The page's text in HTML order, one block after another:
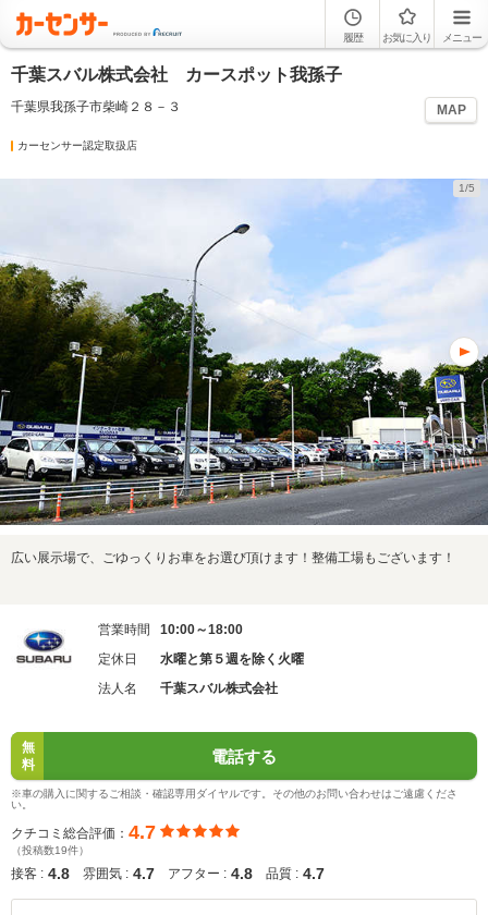
履歴 お気に入り メニュー
千葉スバル株式会社 カースポット我孫子
千葉県我孫子市柴崎２８－３ MAP
カーセンサー認定取扱店
1/5
広い展示場で、ごゆっくりお車をお選び頂けます！整備工場もございます！
営業時間
10:00～18:00
定休日
水曜と第５週を除く火曜
法人名
千葉スバル株式会社
無
料
電話する
※車の購入に関するご相談・確認専用ダイヤルです。その他のお問い合わせはご遠慮くださ
い。
クチコミ総合評価： 4.7
（投稿数19件）
接客 : 4.8 雰囲気 : 4.7 アフター : 4.8 品質 : 4.7